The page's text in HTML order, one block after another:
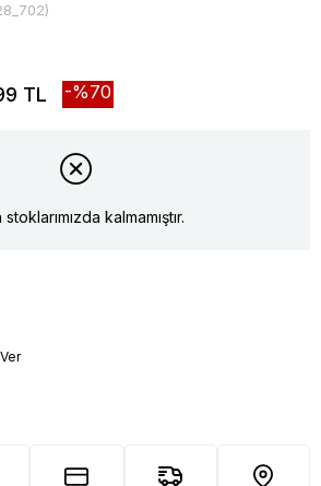
TL 70
kalmamıştır.